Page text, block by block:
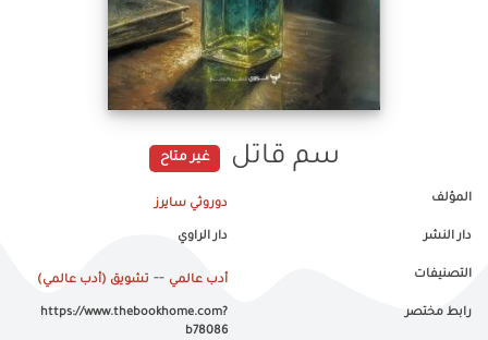
سم قاتل غير متاح
المؤلف دوروثي سايرز
دار النشر دار الراوي
التصنيفات أدب عالمي -- تشويق (أدب عالمي)
رابط مختصر
https://www.thebookhome.com?
b78086